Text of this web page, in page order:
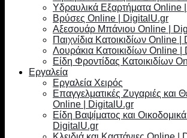
Υδραυλικά Εξαρτήματα Online
Βρύσες Online | DigitalU.gr
Αξεσουάρ Μπάνιου Online |
Παιχνίδια Κατοικιδίων Online
Λουράκια Κατοικιδίων Online
Είδη Φροντίδας Κατοικιδίων
Εργαλεία
Εργαλεία Χειρός
Επαγγελματικές Ζυγαριές και
Online | DigitalU.gr
Είδη Βαψίματος και
DigitalU.gr